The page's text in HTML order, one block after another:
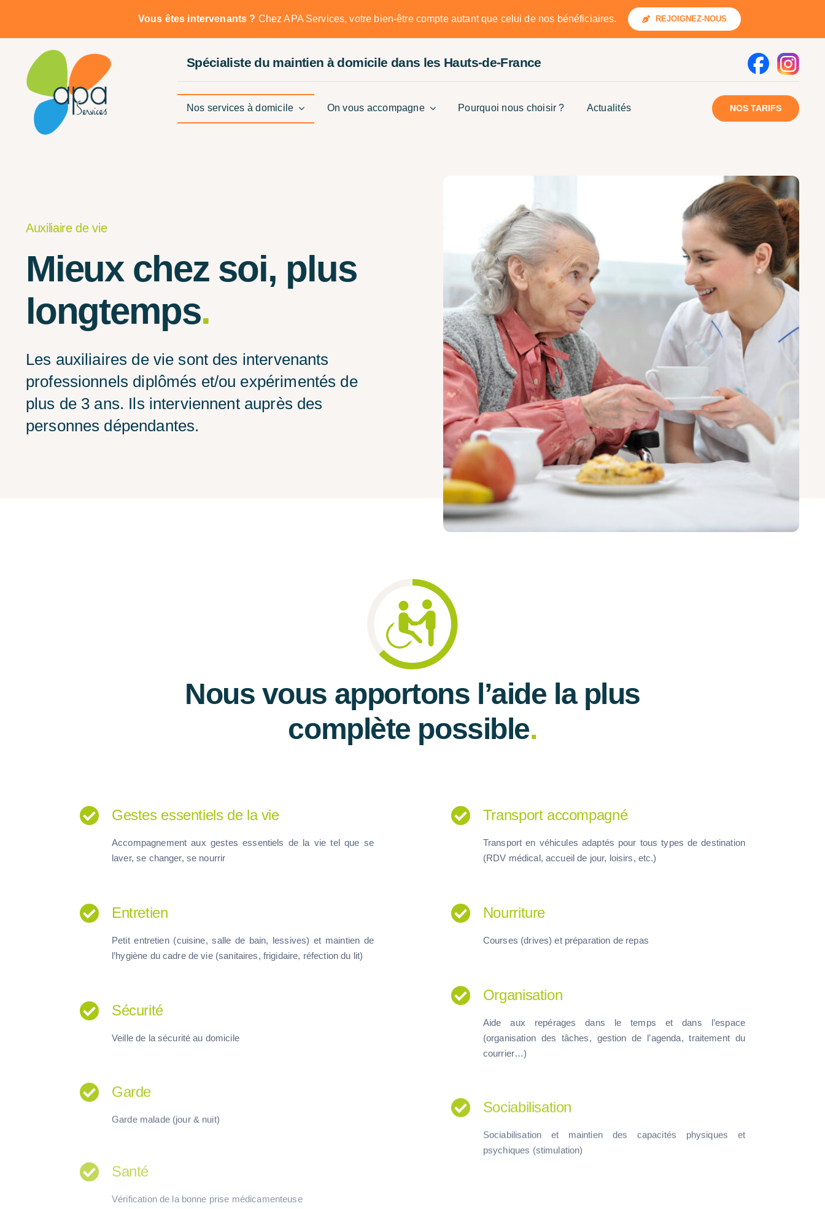
contenu
Vous êtes intervenants ? Chez APA Services, votre bien-être compte autant que celui de nos bénéficiaires. REJOIGNEZ-NOUS
Spécialiste du maintien à domicile dans les Hauts-de-France
Nos services à domicile On vous accompagne Pourquoi nous choisir ? Actualités NOS TARIFS
Auxiliaire de vie
Mieux chez soi, plus
longtemps.
Les auxiliaires de vie sont des intervenants
professionnels diplômés et/ou expérimentés de
plus de 3 ans. Ils interviennent auprès des
personnes dépendantes.
Nous vous apportons l’aide la plus
complète possible.
Gestes essentiels de la vie
Accompagnement aux gestes essentiels de la vie tel que se
laver, se changer, se nourrir
Entretien
Petit entretien (cuisine, salle de bain, lessives)et maintien de
l’hygiène du cadre de vie (sanitaires, frigidaire, réfection du lit)
Sécurité
Veille de la sécurité au domicile
Garde
Garde malade (jour & nuit)
Santé
Vérification de la bonne prise médicamenteuse
Transport accompagné
Transport en véhicules adaptés pour tous types de destination
(RDV médical, accueil de jour, loisirs, etc.)
Nourriture
Courses (drives) et préparation de repas
Organisation
Aide aux repérages dans le temps et dans l’espace
(organisation des tâches, gestion de l’agenda, traitement du
courrier…)
Sociabilisation
Sociabilisation et maintien des capacités physiques et
psychiques (stimulation)